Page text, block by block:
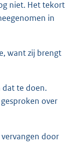
niet. Het tekort
in
want zij brengt
dat te doen.
over
door